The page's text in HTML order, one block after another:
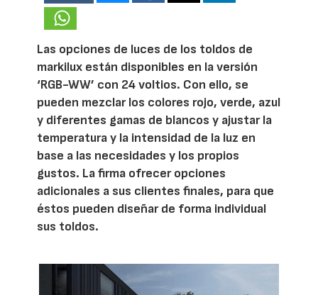
Las opciones de luces de los toldos de
markilux están disponibles en la versión
‘RGB-WW’ con 24 voltios. Con ello, se
pueden mezclar los colores rojo, verde, azul
y diferentes gamas de blancos y ajustar la
temperatura y la intensidad de la luz en
base a las necesidades y los propios
gustos. La firma ofrecer opciones
adicionales a sus clientes finales, para que
éstos pueden diseñar de forma individual
sus toldos.